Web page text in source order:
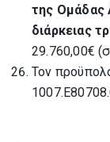
της Ομάδας
διάρκειας
29.760,00€
Τον